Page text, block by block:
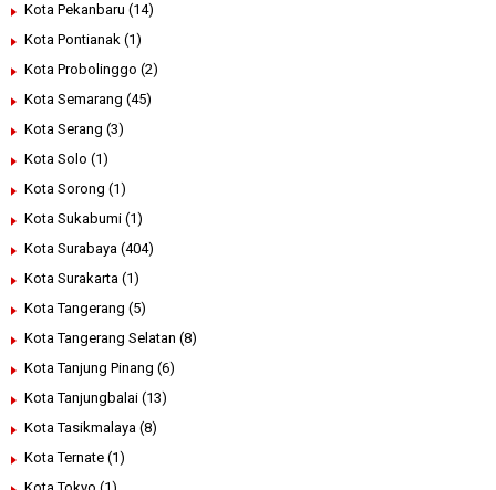
Kota Pekanbaru (14)
Kota Pontianak (1)
Kota Probolinggo (2)
Kota Semarang (45)
Kota Serang (3)
Kota Solo (1)
Kota Sorong (1)
Kota Sukabumi (1)
Kota Surabaya (404)
Kota Surakarta (1)
Kota Tangerang (5)
Kota Tangerang Selatan (8)
Kota Tanjung Pinang (6)
Kota Tanjungbalai (13)
Kota Tasikmalaya (8)
Kota Ternate (1)